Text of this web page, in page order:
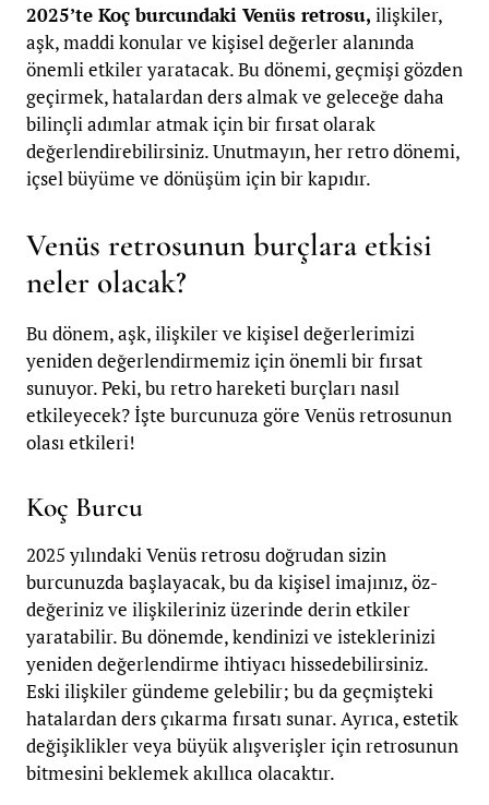
2025’te Koç burcundaki Venüs retrosu, ilişkiler,
aşk, maddi konular ve kişisel değerler alanında
önemli etkiler yaratacak. Bu dönemi, geçmişi gözden
geçirmek, hatalardan ders almak ve geleceğe daha
bilinçli adımlar atmak için bir fırsat olarak
değerlendirebilirsiniz. Unutmayın, her retro dönemi,
içsel büyüme ve dönüşüm için bir kapıdır.
Venüs retrosunun burçlara etkisi
neler olacak?
Bu dönem, aşk, ilişkiler ve kişisel değerlerimizi
yeniden değerlendirmemiz için önemli bir fırsat
sunuyor. Peki, bu retro hareketi burçları nasıl
etkileyecek? İşte burcunuza göre Venüs retrosunun
olası etkileri!
Koç Burcu
2025 yılındaki Venüs retrosu doğrudan sizin
burcunuzda başlayacak, bu da kişisel imajınız, öz-
değeriniz ve ilişkileriniz üzerinde derin etkiler
yaratabilir. Bu dönemde, kendinizi ve isteklerinizi
yeniden değerlendirme ihtiyacı hissedebilirsiniz.
Eski ilişkiler gündeme gelebilir; bu da geçmişteki
hatalardan ders çıkarma fırsatı sunar. Ayrıca, estetik
değişiklikler veya büyük alışverişler için retrosunun
bitmesini beklemek akıllıca olacaktır.